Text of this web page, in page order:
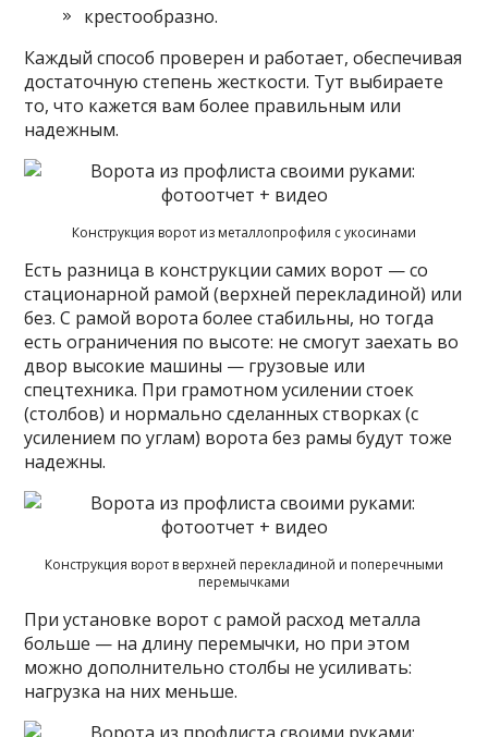
крестообразно.
Каждый способ проверен и работает, обеспечивая
достаточную степень жесткости. Тут выбираете
то, что кажется вам более правильным или
надежным.
Конструкция ворот из металлопрофиля с укосинами
Есть разница в конструкции самих ворот — со
стационарной рамой (верхней перекладиной) или
без. С рамой ворота более стабильны, но тогда
есть ограничения по высоте: не смогут заехать во
двор высокие машины — грузовые или
спецтехника. При грамотном усилении стоек
(столбов) и нормально сделанных створках (с
усилением по углам) ворота без рамы будут тоже
надежны.
Конструкция ворот в верхней перекладиной и поперечными
перемычками
При установке ворот с рамой расход металла
больше — на длину перемычки, но при этом
можно дополнительно столбы не усиливать:
нагрузка на них меньше.